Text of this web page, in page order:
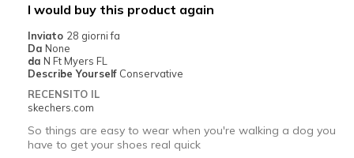
Width
Sizing
Feels true to size
View On Shoes
I would buy this product again
Inviato 28 giorni fa
Da None
da N Ft Myers FL
Describe Yourself Conservative
RECENSITO IL
skechers.com
So things are easy to wear when you're walking a dog you
have to get your shoes real quick